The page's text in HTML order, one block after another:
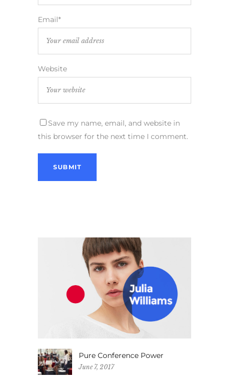
Email*
Website
Save my name, email, and website in
this browser for the next time I comment.
Pure Conference Power
June 7, 2017